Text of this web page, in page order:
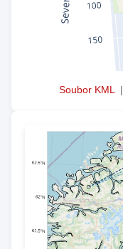
Soubor KML |